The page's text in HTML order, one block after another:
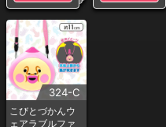
324-C
こびとづかんウ
ェアラブルファ